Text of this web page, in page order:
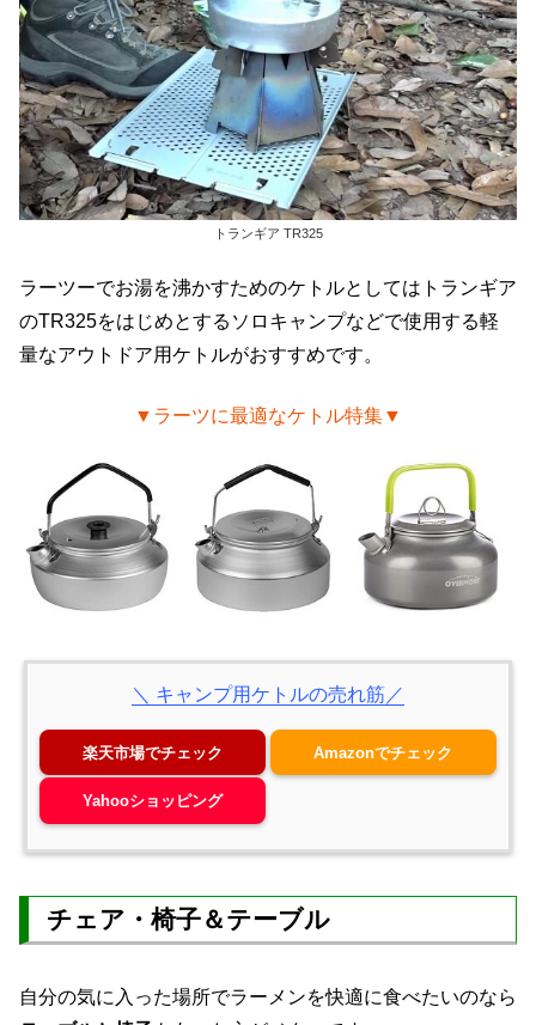
トランギア TR325
ラーツーでお湯を沸かすためのケトルとしてはトランギア
のTR325をはじめとするソロキャンプなどで使用する軽
量なアウトドア用ケトルがおすすめです。
▼ラーツに最適なケトル特集▼
＼ キャンプ用ケトルの売れ筋／
楽天市場でチェック Amazonでチェック
Yahooショッピング
チェア・椅子＆テーブル
自分の気に入った場所でラーメンを快適に食べたいのなら